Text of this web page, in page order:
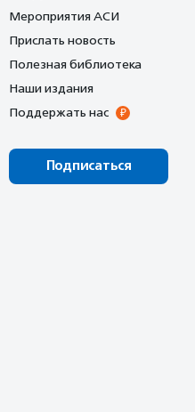
Мероприятия АСИ
Прислать новость
Полезная библиотека
Наши издания
Поддержать нас
Подписаться